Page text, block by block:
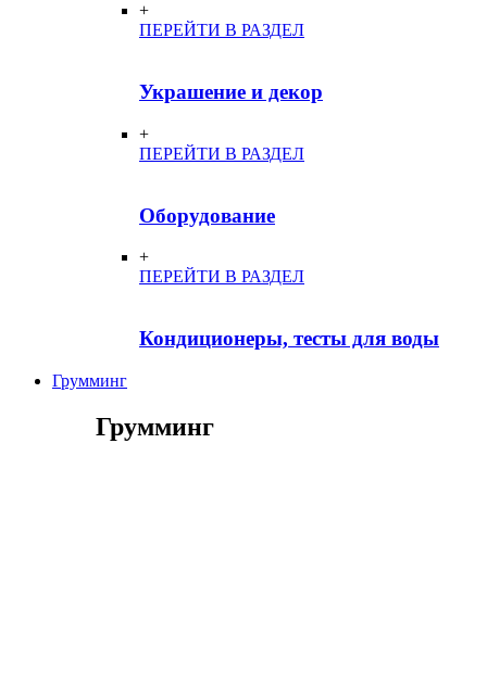
+
ПЕРЕЙТИ В РАЗДЕЛ
Украшение и декор
+
ПЕРЕЙТИ В РАЗДЕЛ
Оборудование
+
ПЕРЕЙТИ В РАЗДЕЛ
Кондиционеры, тесты для воды
Грумминг
Грумминг